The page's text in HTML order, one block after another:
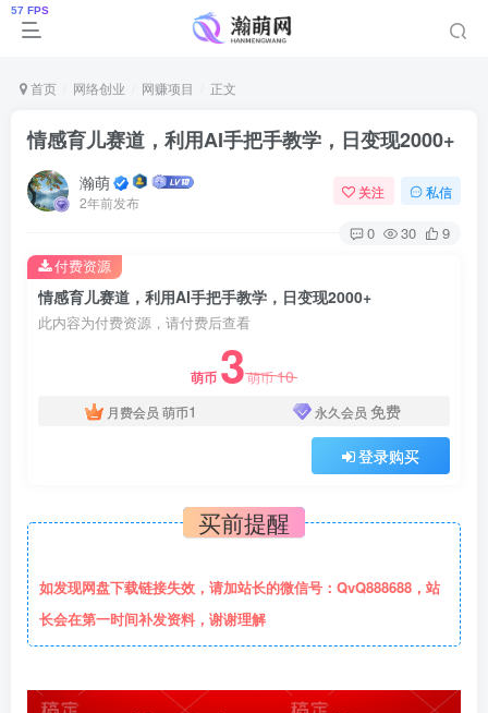
首页 网络创业 网赚项目 正文
情感育儿赛道，利用AI手把手教学，日变现2000+
瀚萌
2年前发布
关注 私信
0 30 9
情感育儿赛道，利用AI手把手教学，日变现2000+
此内容为付费资源，请付费后查看
萌币 3萌币10
月费会员 萌币1 永久会员 免费
登录购买
付费资源
买前提醒
如发现网盘下载链接失效，请加站长的微信号：QvQ888688，站
长会在第一时间补发资料，谢谢理解